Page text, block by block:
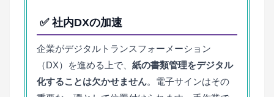
✅ 社内DXの加速
企業がデジタルトランスフォーメーション
（DX）を進める上で、 紙の書類管理をデジタル
化することは欠かせません。電子サインはその